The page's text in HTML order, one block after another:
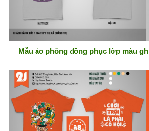
Mẫu áo phông đồng phục lớp màu